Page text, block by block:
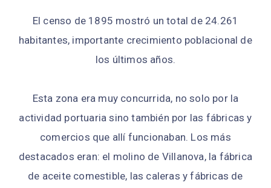
El censo de 1895 mostró un total de 24.261
habitantes, importante crecimiento poblacional de
los últimos años.
Esta zona era muy concurrida, no solo por la
actividad portuaria sino también por las fábricas y
comercios que allí funcionaban. Los más
destacados eran: el molino de Villanova, la fábrica
de aceite comestible, las caleras y fábricas de